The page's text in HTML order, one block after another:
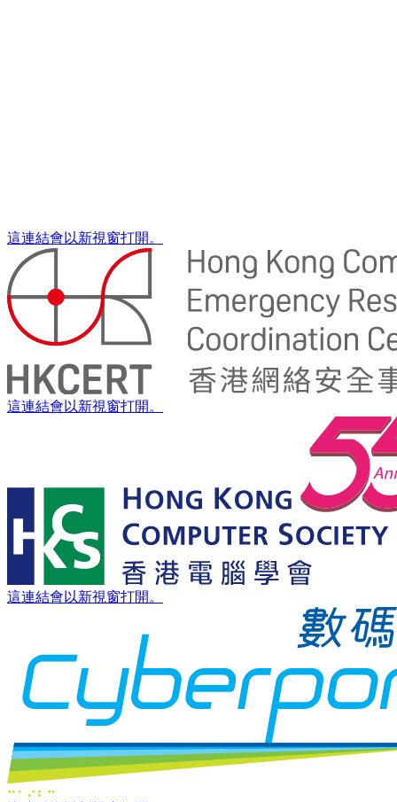
這連結會以新視窗打開。
這連結會以新視窗打開。
這連結會以新視窗打開。